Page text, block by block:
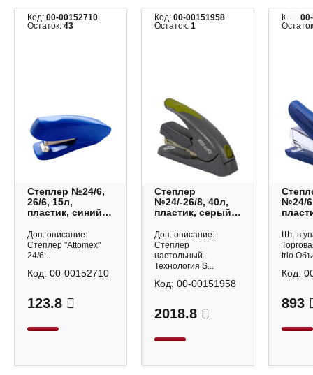
Код: 00-00152710
Остаток: 43
Степлер №24/6,
26/6, 15л,
пластик, синий
Доп. описание:
Степлер "Attomex"
24/6...
123.8
Код: 00-00152710
Код: 00-00151958
Остаток: 1
Степлер
№24/-26/8, 40л,
пластик, серый
KW-trio
Доп. описание:
Степлер
настольный.
Технология S...
2018.8
Код: 00-00151958
Код:
№24/
Mini
Шт. в
trio
893
Код: